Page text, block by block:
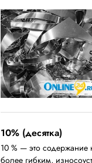
10% (десятка)
10 % — это содержание
более гибким,